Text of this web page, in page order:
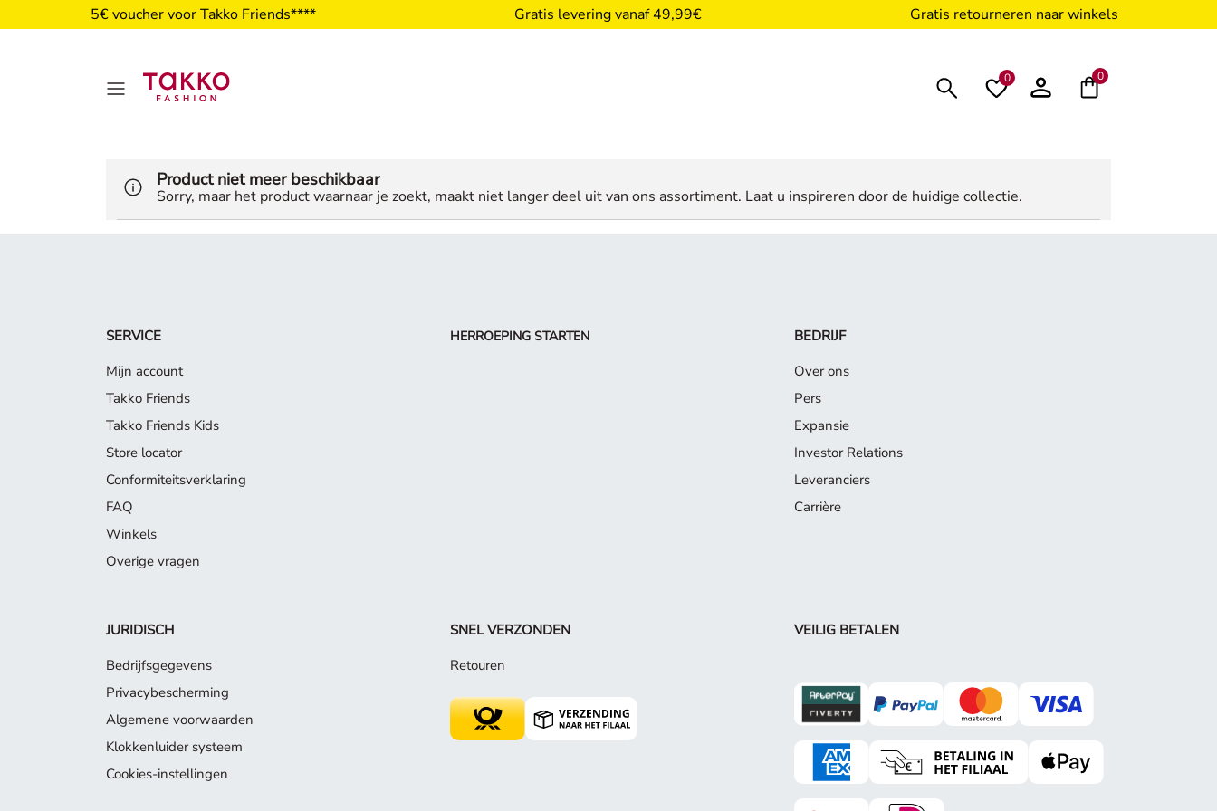
5€ voucher voor Takko Friends**** Gratis levering vanaf 49,99€ Gratis retourneren naar winkels
0 0
Product niet meer beschikbaar
Sorry, maar het product waarnaar je zoekt, maakt niet langer deel uit van ons assortiment. Laat u inspireren door de huidige collectie.
SERVICE
Mijn account
Takko Friends
Takko Friends Kids
Store locator
Conformiteitsverklaring
FAQ
Winkels
Overige vragen
HERROEPING STARTEN
BEDRIJF
Over ons
Pers
Expansie
Investor Relations
Leveranciers
Carrière
JURIDISCH
Bedrijfsgegevens
Privacybescherming
Algemene voorwaarden
Klokkenluider systeem
Cookies-instellingen
SNEL VERZONDEN
Retouren
VEILIG BETALEN